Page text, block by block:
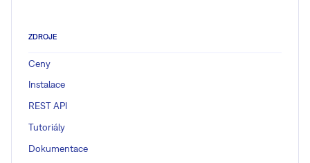
ZDROJE
Ceny
Instalace
REST API
Tutoriály
Dokumentace